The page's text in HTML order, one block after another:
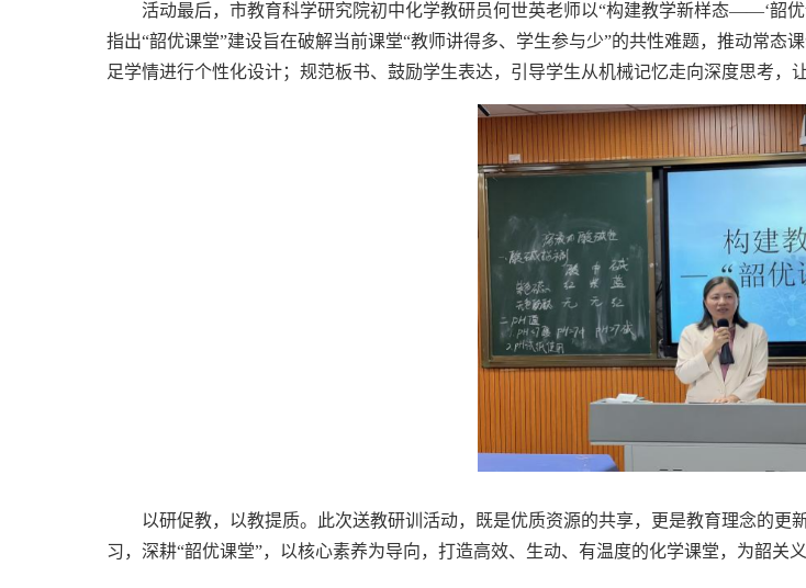
活动最后，市教育科学研究院初中化学教研员何世英老师以“构建教学新样态——‘韶
指出“韶优课堂”建设旨在破解当前课堂“教师讲得多、学生参与少”的共性难题，推动常态
足学情进行个性化设计；规范板书、鼓励学生表达，引导学生从机械记忆走向深度思考，
以研促教，以教提质。此次送教研训活动，既是优质资源的共享，更是教育理念的
习，深耕“韶优课堂”，以核心素养为导向，打造高效、生动、有温度的化学课堂，为韶关